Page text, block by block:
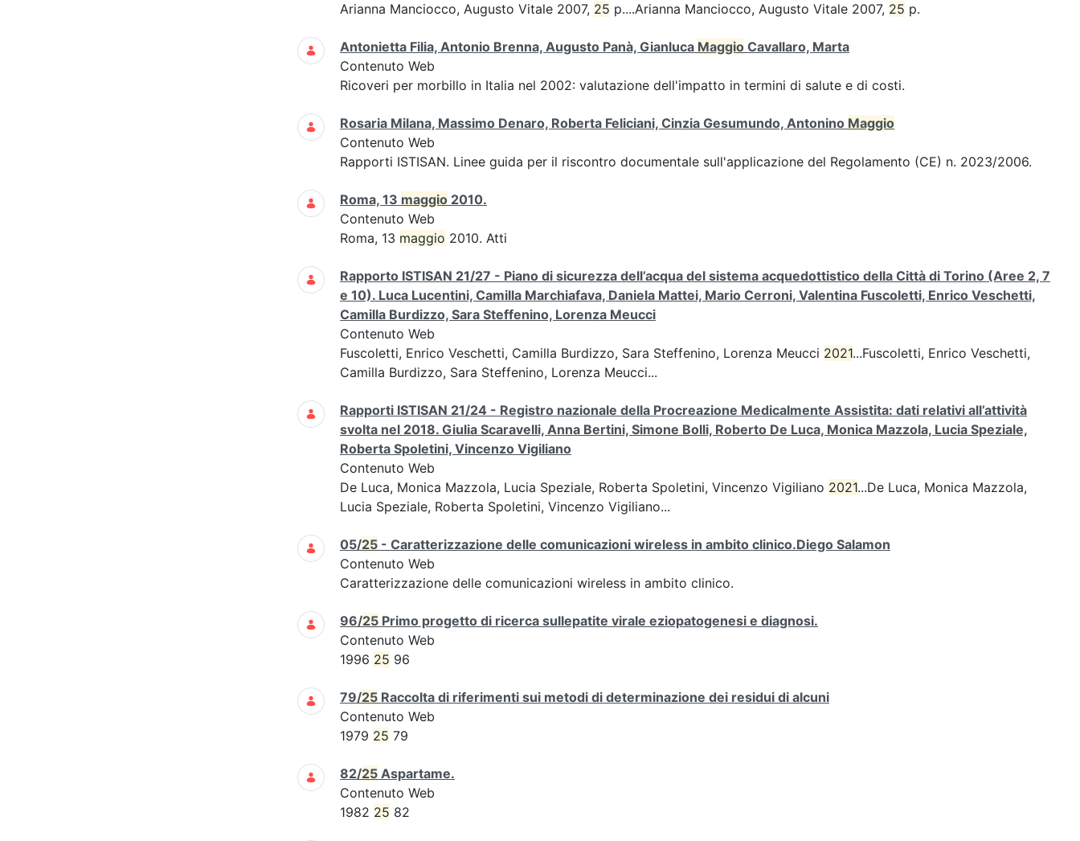
Arianna Manciocco, Augusto Vitale 2007, 25 p....Arianna Manciocco, Augusto Vitale 2007, 25 p.
Antonietta Filia, Antonio Brenna, Augusto Panà, Gianluca Maggio Cavallaro, Marta
Contenuto Web
Ricoveri per morbillo in Italia nel 2002: valutazione dell'impatto in termini di salute e di costi.
Rosaria Milana, Massimo Denaro, Roberta Feliciani, Cinzia Gesumundo, Antonino Maggio
Contenuto Web
Rapporti ISTISAN. Linee guida per il riscontro documentale sull'applicazione del Regolamento (CE) n. 2023/2006.
Roma, 13 maggio 2010.
Contenuto Web
Roma, 13 maggio 2010. Atti
Rapporto ISTISAN 21/27 - Piano di sicurezza dell’acqua del sistema acquedottistico della Città di Torino (Aree 2, 7
e 10). Luca Lucentini, Camilla Marchiafava, Daniela Mattei, Mario Cerroni, Valentina Fuscoletti, Enrico Veschetti,
Camilla Burdizzo, Sara Steffenino, Lorenza Meucci
Contenuto Web
Fuscoletti, Enrico Veschetti, Camilla Burdizzo, Sara Steffenino, Lorenza Meucci 2021...Fuscoletti, Enrico Veschetti,
Camilla Burdizzo, Sara Steffenino, Lorenza Meucci...
Rapporti ISTISAN 21/24 - Registro nazionale della Procreazione Medicalmente Assistita: dati relativi all’attività
svolta nel 2018. Giulia Scaravelli, Anna Bertini, Simone Bolli, Roberto De Luca, Monica Mazzola, Lucia Speziale,
Roberta Spoletini, Vincenzo Vigiliano
Contenuto Web
De Luca, Monica Mazzola, Lucia Speziale, Roberta Spoletini, Vincenzo Vigiliano 2021...De Luca, Monica Mazzola,
Lucia Speziale, Roberta Spoletini, Vincenzo Vigiliano...
05/25 - Caratterizzazione delle comunicazioni wireless in ambito clinico.Diego Salamon
Contenuto Web
Caratterizzazione delle comunicazioni wireless in ambito clinico.
96/25 Primo progetto di ricerca sullepatite virale eziopatogenesi e diagnosi.
Contenuto Web
1996 25 96
79/25 Raccolta di riferimenti sui metodi di determinazione dei residui di alcuni
Contenuto Web
1979 25 79
82/25 Aspartame.
Contenuto Web
1982 25 82